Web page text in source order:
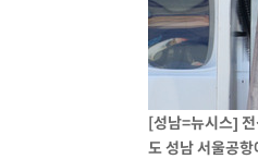
시리아 다마스쿠
입추에도 극한더
이란, 호르무즈서 "
[속보]美, 폴리실
[속보]트럼프, 美 원
[성남=뉴시스]
도 성남 서울공